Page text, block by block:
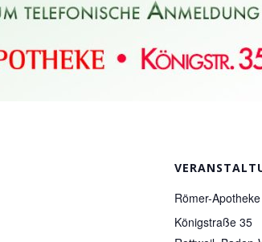
Römer-Apotheke
Königstraße 35